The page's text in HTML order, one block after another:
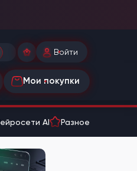
Войти
Мои покупки
AI Разное